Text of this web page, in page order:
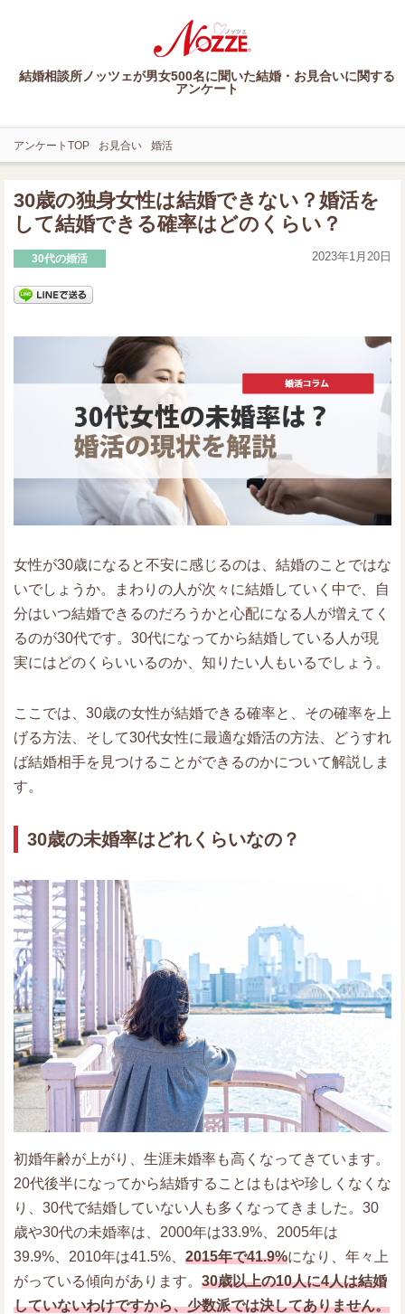
結婚相談所ノッツェが男女500名に聞いた結婚・お見合いに関する
アンケート
アンケートTOP お見合い 婚活
30歳の独身女性は結婚できない？婚活を
して結婚できる確率はどのくらい？
30代の婚活 2023年1月20日
女性が30歳になると不安に感じるのは、結婚のことではな
いでしょうか。まわりの人が次々に結婚していく中で、自
分はいつ結婚できるのだろうかと心配になる人が増えてく
るのが30代です。30代になってから結婚している人が現
実にはどのくらいいるのか、知りたい人もいるでしょう。
ここでは、30歳の女性が結婚できる確率と、その確率を上
げる方法、そして30代女性に最適な婚活の方法、どうすれ
ば結婚相手を見つけることができるのかについて解説しま
す。
30歳の未婚率はどれくらいなの？
初婚年齢が上がり、生涯未婚率も高くなってきています。
20代後半になってから結婚することはもはや珍しくなくな
り、30代で結婚していない人も多くなってきました。30
歳や30代の未婚率は、2000年は33.9%、2005年は
39.9%、2010年は41.5%、 2015年で41.9%になり、年々上
がっている傾向があります。 30歳以上の10人に4人は結婚
していないわけですから、少数派では決してありません。